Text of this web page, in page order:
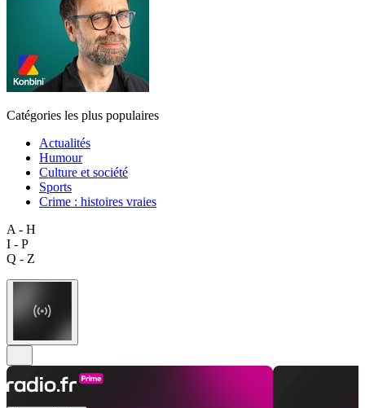
Catégories les plus populaires
Actualités
Humour
Culture et société
Sports
Crime : histoires vraies
A - H
I - P
Q - Z